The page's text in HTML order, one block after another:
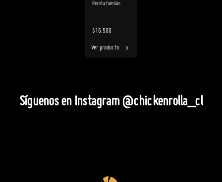
Receta familiar.
$16.500
Ver producto
Síguenos en Instagram @chickenrolla_cl